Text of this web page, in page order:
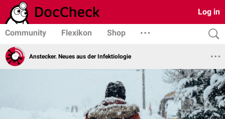
Log in
Community Flexikon Shop
Anstecker. Neues aus der Infektiologie